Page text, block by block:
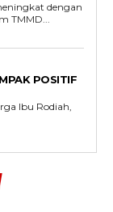
dengan
TMMD...
POSITIF
Ibu Rodiah,